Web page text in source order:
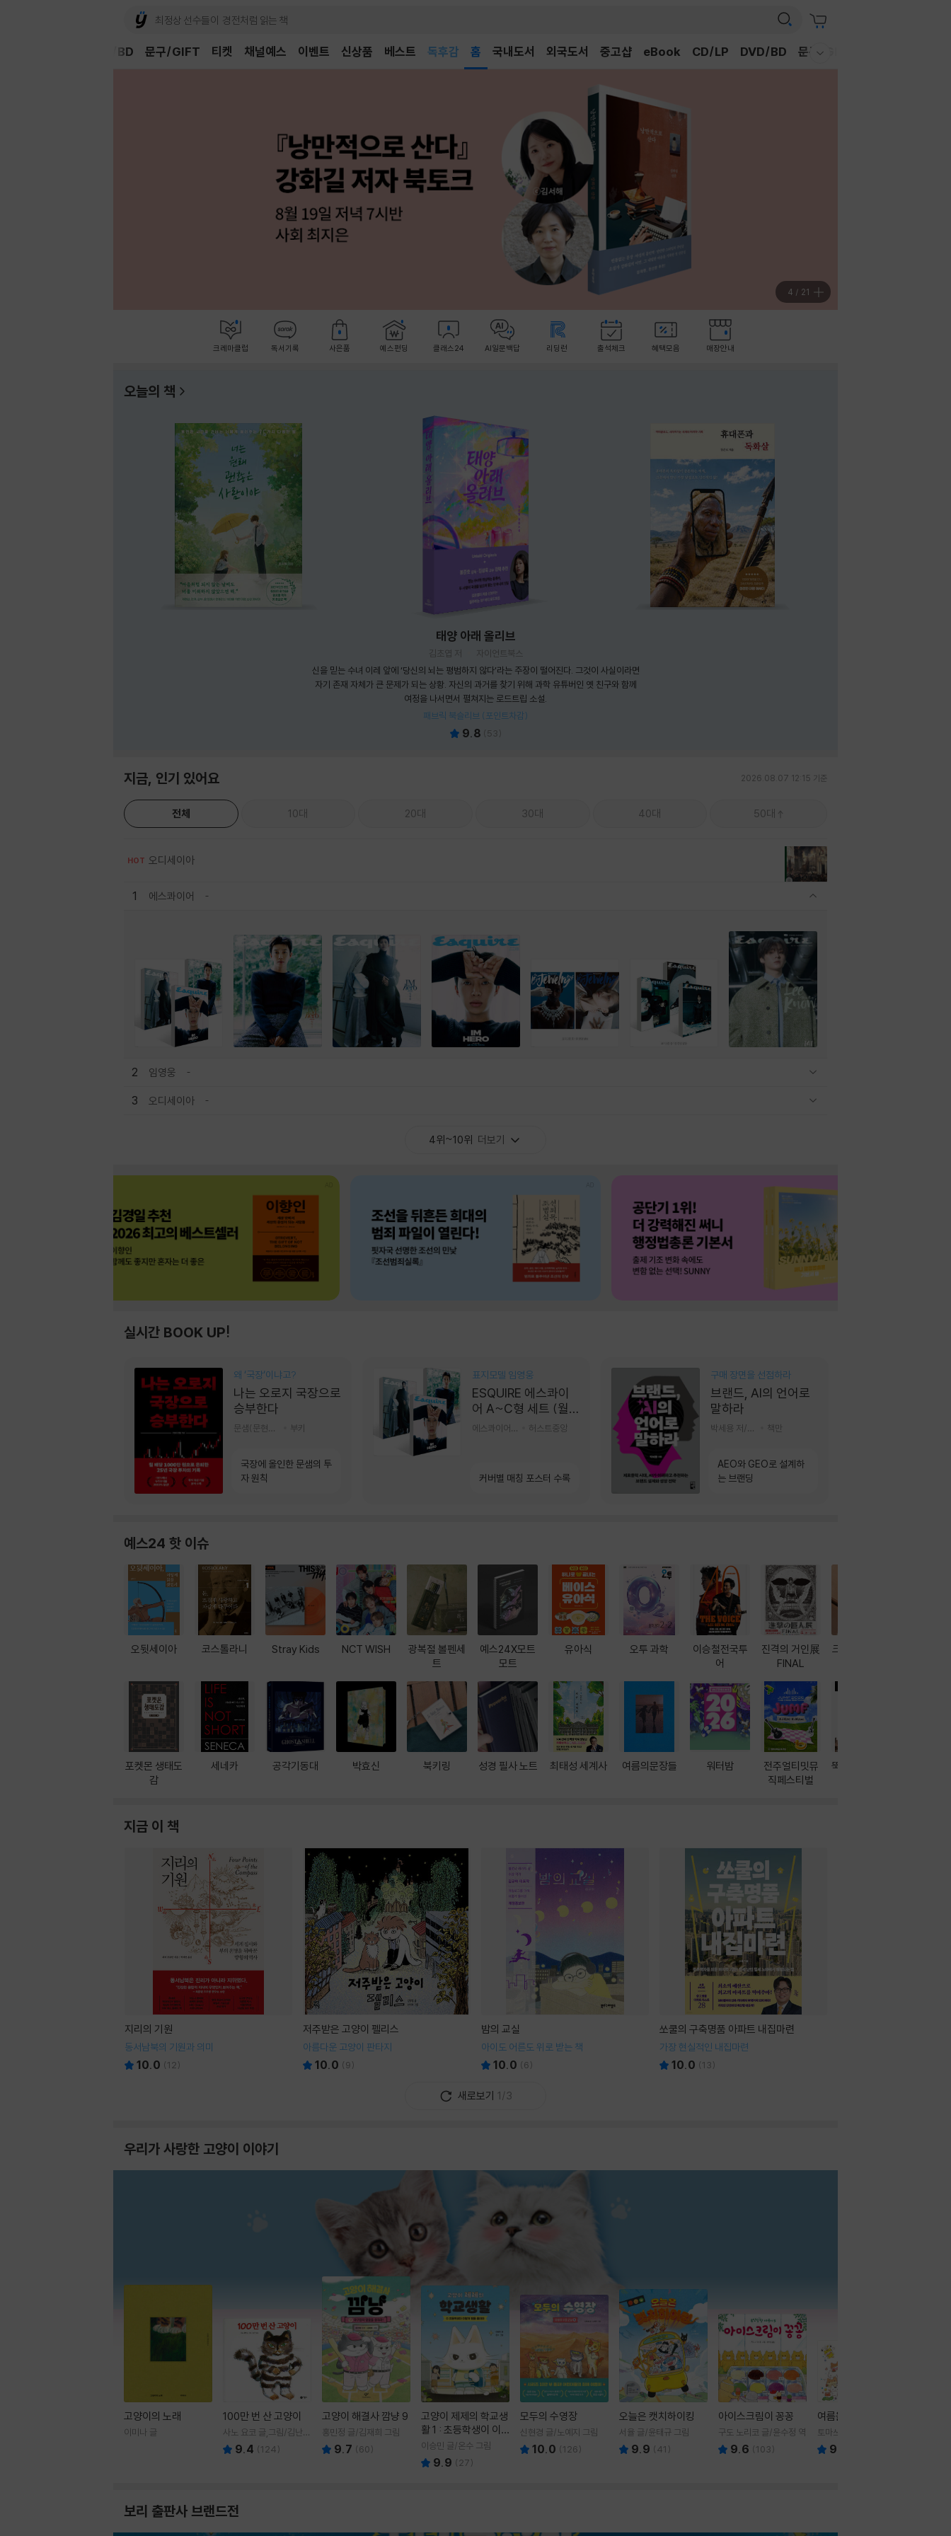
채널예스 이벤트 신상품 베스트
어린이
홈 국내도서 외국도서 중고샵 eBook CD/LP DVD/BD 문구/GIFT
DVD/BD 문구/GIFT 티켓
4 / 21
크레마클럽 독서기록 사은품 예스펀딩 클래스24 AI일문백답 리딩런 출석체크 혜택모음 매장안내
오늘의 책
태양 아래 올리브
김초엽 저
자이언트북스
신을 믿는 수녀 이레 앞에 ‘당신의 뇌는 평범하지 않다’라는 주장이 떨어진다. 그것이 사실이라면
자기 존재 자체가 큰 문제가 되는 상황. 자신의 과거를 찾기 위해 과학 유튜버인 옛 친구와 함께
여정을 나서면서 펼쳐지는 로드트립 소설.
패브릭 북슬리브 (포인트차감)
9.8 (53)
지금, 인기 있어요 2026.08.07 12:15 기준
전체 10대 20대 30대 40대 50대
HOT 오디세이아
1 에스콰이어
2 임영웅
3 오디세이아
4위~10위 더보기
실시간 BOOK UP!
왜 ‘국장‘이냐고?
나는 오로지 국장으로
승부한다
부키
국장에 올인한 문샘의 투
자 원칙
표지모델 임영웅
ESQUIRE 에스콰이
어 A~C형 세트 (월
간) : 9월 [2026]
허스트중앙
커버별 매칭 포스터 수록
구매 장면을 선점하라
브랜드, AI의 언어로
말하라
책만
AEO와 GEO로 설계하
는 브랜딩
예스24 핫 이슈
오뒷세이아
포켓몬 생태도
감
코스톨라니
세네카
Stray Kids
공각기동대
NCT WISH
박효신
광복절 볼펜세
트
북키링
예스24X모트
모트
성경 필사 노트
유아식
최태성 세계사
오투 과학
여름의문장들
이승철전국투
어
워터밤
진격의 거인展
FINAL
전주얼티밋뮤
직페스티벌
크레마 이북 리
뚝딱! AI 3대장
지금 이 책
지리의 기원
동서남북의 기원과 의미
10.0 (12)
저주받은 고양이 펠리스
아름다운 고양이 판타지
10.0 (9)
밤의 교실
아이도 어른도 위로 받는 책
10.0 (6)
쏘쿨의 구축명품 아파트 내집마련
가장 현실적인 내집마련
10.0 (13)
새로보기 1/3
우리가 사랑한 고양이 이야기
고양이의 노래
이미나 글
100만 번 산 고양이
사노 요코 글,그림/김난주
역 9.4 (124)
고양이 해결사 깜냥 9
홍민정 글/김재희 그림
9.7 (60)
고양이 제제의 학교생
활 1 : 초등학생이 이
렇게 힘들 줄이야
이승민 글/온수 그림
9.9 ( 27)
모두의 수영장
신현경 글/노예지 그림
10.0 (126)
오늘은 캣치하이킹
서율 글/윤태규 그림
9.9 (41 )
아이스크림이 꽁꽁
구도 노리코 글/윤수정 역
9.6 (103)
여름을 부탁해
토마쓰리 글그림
9.8
보리 출판사 브랜드전